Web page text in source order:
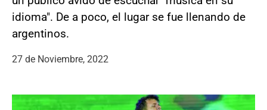
idioma". De a poco, el lugar se fue llenando de
argentinos.
27 de Noviembre, 2022